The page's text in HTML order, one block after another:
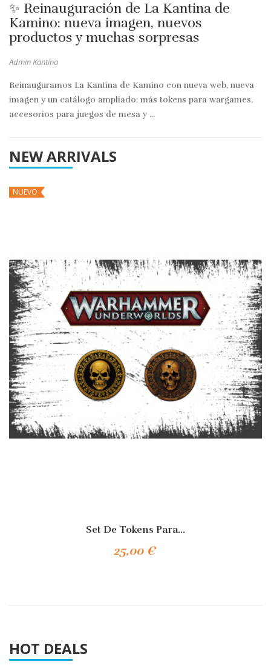
✨ Reinauguración de La Kantina de
Kamino: nueva imagen, nuevos
productos y muchas sorpresas
Admin Kantina
Reinauguramos La Kantina de Kamino con nueva web, nueva
imagen y un catálogo ampliado: más tokens para wargames,
accesorios para juegos de mesa y ...
NEW ARRIVALS
NUEVO
Set De Tokens Para...
25,00 €
HOT DEALS